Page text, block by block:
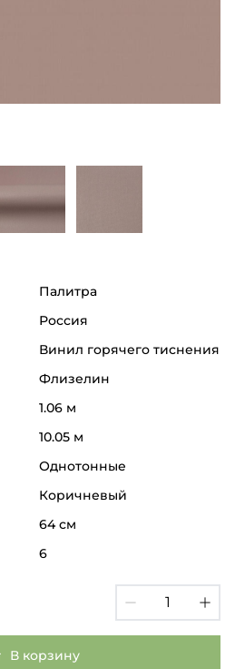
Палитра
Россия
Винил горячего тиснения
Флизелин
1.06 м
10.05 м
Однотонные
Коричневый
64 см
6
В корзину